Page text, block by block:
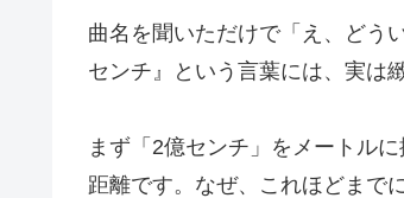
曲名を聞いただけで「え、どう
センチ』という言葉には、実は
まず「2億センチ」をメートル
距離です。なぜ、これほどまで